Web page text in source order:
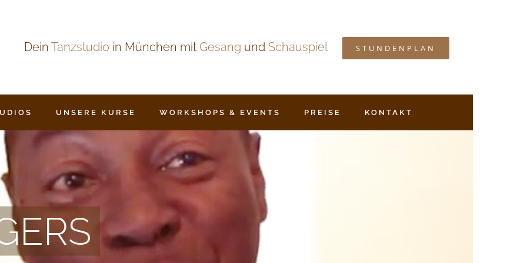
Dein Tanzstudio in München mit Gesang und Schauspiel STUNDENPLAN
UNSERE KURSE WORKSHOPS & EVENTS PREISE KONTAKT